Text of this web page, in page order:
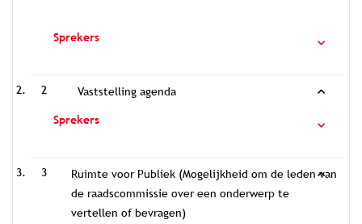
Sprekers
2 Vaststelling agenda
Sprekers
3
Ruimte voor Publiek (Mogelijkheid om de leden van
de raadscommissie over een onderwerp te
vertellen of bevragen)